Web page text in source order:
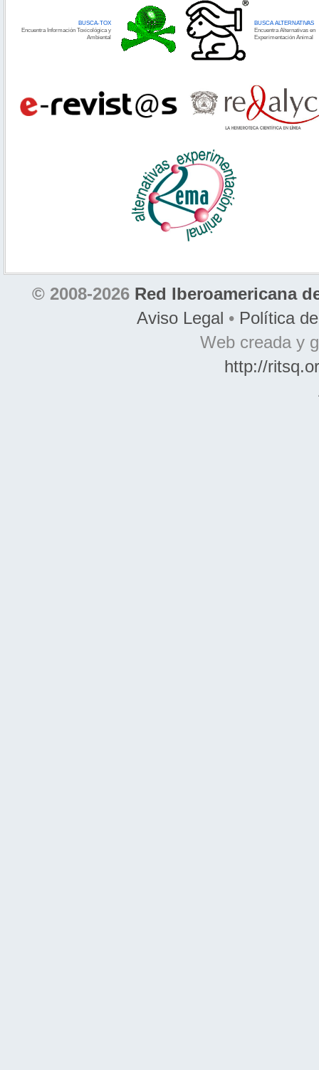
BUSCA-TOX
Encuentra Información Toxicológica y
Ambiental
BUSCA ALTERNATIVAS
Encuentra Alternativas en
Experimentación Animal
© 2008-2026 Red Iberoamericana
Aviso Legal • Política
Web creada y
http://